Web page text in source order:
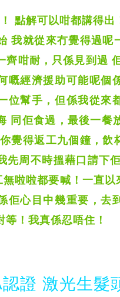
點解可以咁都講得出
我就從來冇覺得過呢
齊咁耐，只係見到過
嘅經濟援助可能呢個
位幫手，但係我從來
同佢食過，最後一
覺得返工九個鐘，飲
先周不時搵藉口請下
啦啦都要喊！一直以
佢心目中幾重要，去
！我真係忍唔住！
證 激光生髮